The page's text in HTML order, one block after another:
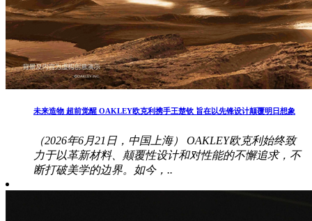
未来造物 超前觉醒 OAKLEY欧克利携手王楚钦 旨在以先锋设计颠覆明日想象
（2026年6月21日，中国上海） OAKLEY欧克利始终致
力于以革新材料、颠覆性设计和对性能的不懈追求，不
断打破美学的边界。如今，..